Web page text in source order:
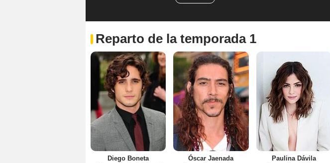
Reparto de la temporada 1
Diego Boneta Óscar Jaenada Paulina Dávila